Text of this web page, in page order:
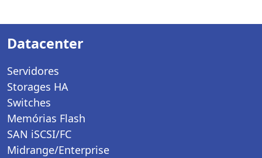
Datacenter
Servidores
Storages HA
Switches
Memórias Flash
SAN iSCSI/FC
Midrange/Enterprise